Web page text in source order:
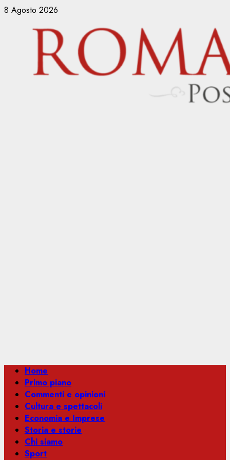
Vai
contenuto
8 Agosto 2026
Menu
principale
Home
Primo piano
Commenti e opinioni
Cultura e spettacoli
Economia e Imprese
Storia e storie
Chi siamo
Sport